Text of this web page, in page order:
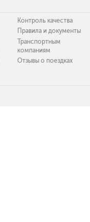
Контроль качества
Правила и документы
Транспортным
компаниям
Отзывы о поездках